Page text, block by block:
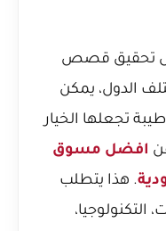
تحقيق قصص
الدول، يمكن
تجعلها الخيار
افضل مسوق
. هذا يتطلب
التكنولوجيا،